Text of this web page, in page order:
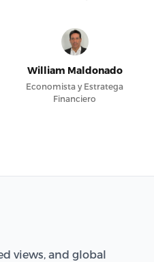
William Maldonado
Economista y Estratega
Financiero
views, and global